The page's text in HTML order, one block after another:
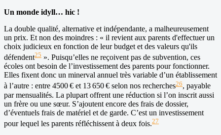
Un monde idyll… hic !
La double qualité, alternative et indépendante, a malheureusement
un prix. Et non des moindres : « il revient aux parents d'effectuer un
choix judicieux en fonction de leur budget et des valeurs qu'ils
défendent25 ». Puisqu’elles ne reçoivent pas de subvention, ces
écoles ont besoin de l’investissement des parents pour fonctionner.
Elles fixent donc un minerval annuel très variable d’un établissement
à l’autre : entre 4500 € et 13 650 € selon nos recherches26, payable
par mensualités. La plupart offrent une réduction si l’on inscrit aussi
un frère ou une sœur. S’ajoutent encore des frais de dossier,
d’éventuels frais de matériel et de garde. C’est un investissement
pour lequel les parents réfléchissent à deux fois.27